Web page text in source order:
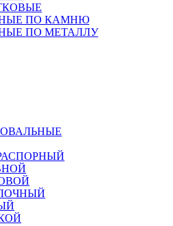
ПО КАМНЮ
ПО МЕТАЛЛУ